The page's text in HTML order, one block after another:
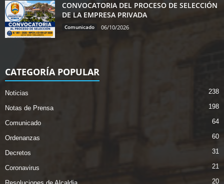
CONVOCATORIA DEL PROCESO DE SELECCIÓN
DE LA EMPRESA PRIVADA
Comunicado 06/10/2026
CATEGORÍA POPULAR
Noticias 238
Notas de Prensa 198
Comunicado 64
Ordenanzas 60
Decretos 31
Coronavirus 21
20